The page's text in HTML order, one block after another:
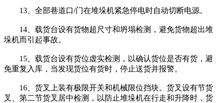
13、全部巷道口/门在堆垛机紧急停电时自动切断电源。
14、载货台设有货物超尺寸和坍塌检测，避免货物超出堆
垛机而引起事故。
15、载货台设有货位虚实检测，以确认货位是否有货，避
免重复入库，当发现货位有货时，停止送货并报警。
16、货叉上装有极限开关和机械限位挡块。货叉设有节货
叉、第二节货叉居中检测，以防止堆垛机在行走和升降时，货